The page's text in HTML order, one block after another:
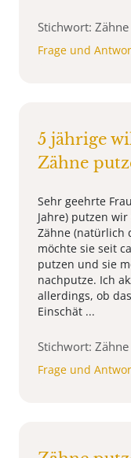
Stichwort:
Frage und
5 jährige
Zähne
Sehr geehrte
Jahre) putzen
Zähne (natürlich
möchte sie seit
putzen und sie
nachputze. Ich
allerdings, ob
Einschät ...
Stichwort:
Frage und